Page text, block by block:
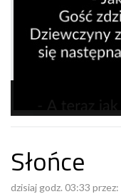
Słońce
dzisiaj godz. 03:33 przez: